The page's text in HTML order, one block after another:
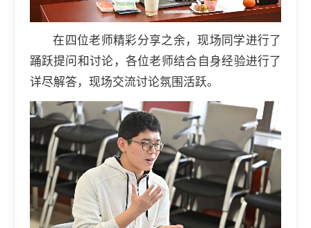
在四位老师精彩分享之余，现场同学进行了
踊跃提问和讨论，各位老师结合自身经验进行了
详尽解答，现场交流讨论氛围活跃。